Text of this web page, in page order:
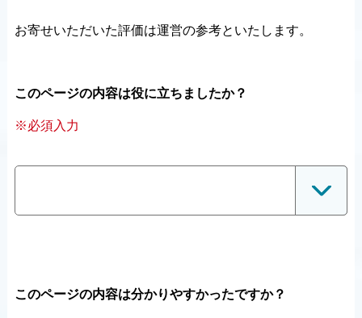
お寄せいただいた評価は運営の参考といたします。
このページの内容は役に立ちましたか？
※必須入力
このページの内容は分かりやすかったですか？